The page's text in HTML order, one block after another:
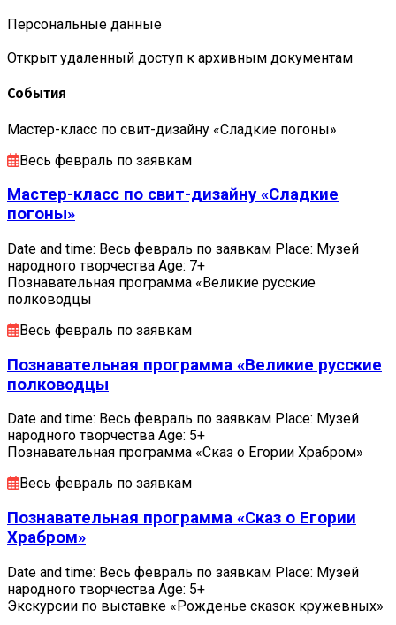
Персональные данные
Открыт удаленный доступ к архивным документам
События
Мастер-класс по свит-дизайну «Сладкие погоны»
Весь февраль по заявкам
Мастер-класс по свит-дизайну «Сладкие
погоны»
Date and time: Весь февраль по заявкам Place: Музей
народного творчества Age: 7+
Познавательная программа «Великие русские
полководцы
Весь февраль по заявкам
Познавательная программа «Великие русские
полководцы
Date and time: Весь февраль по заявкам Place: Музей
народного творчества Age: 5+
Познавательная программа «Сказ о Егории Храбром»
Весь февраль по заявкам
Познавательная программа «Сказ о Егории
Храбром»
Date and time: Весь февраль по заявкам Place: Музей
народного творчества Age: 5+
Экскурсии по выставке «Рожденье сказок кружевных»